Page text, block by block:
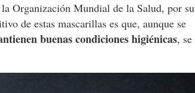
Organización Mundial de la Salud, por su
de estas mascarillas es que, aunque se
buenas condiciones higiénicas, se